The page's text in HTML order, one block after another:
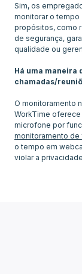
Sim, os
monitorar o
propósitos, como
de segurança,
qualidade ou
Há uma maneira
chamadas/
O monitoramento
WorkTime
microfone por
monitoramento
o tempo em